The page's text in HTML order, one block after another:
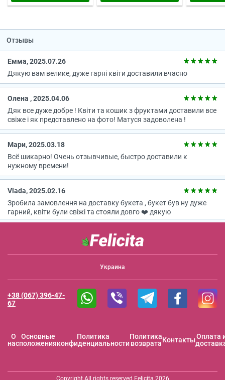
Отзывы
Емма, 2025.07.26
Дякую вам велике, дуже гарні квіти доставили вчасно
Олена , 2025.04.06
Дяк все дуже добре ! Квіти та кошик з фруктами доставили все
свіже і як представлено на фото! Матуся задоволена !
Мари, 2025.03.18
Всё шикарно! Очень отзывчивые, быстро доставили к
нужному времени!
Vlada, 2025.02.16
Зробила замовлення на доставку букета , букет був ну дуже
гарний, квіти були свіжі та стояли довго ❤️ дякую
Украина
O
нас
Основные
положения
Политика
конфиденциальности
Политика
возвратаКонтактыОплата
+38 (067) 396-47-
67
Copyright All rights reserved Felicita 2026